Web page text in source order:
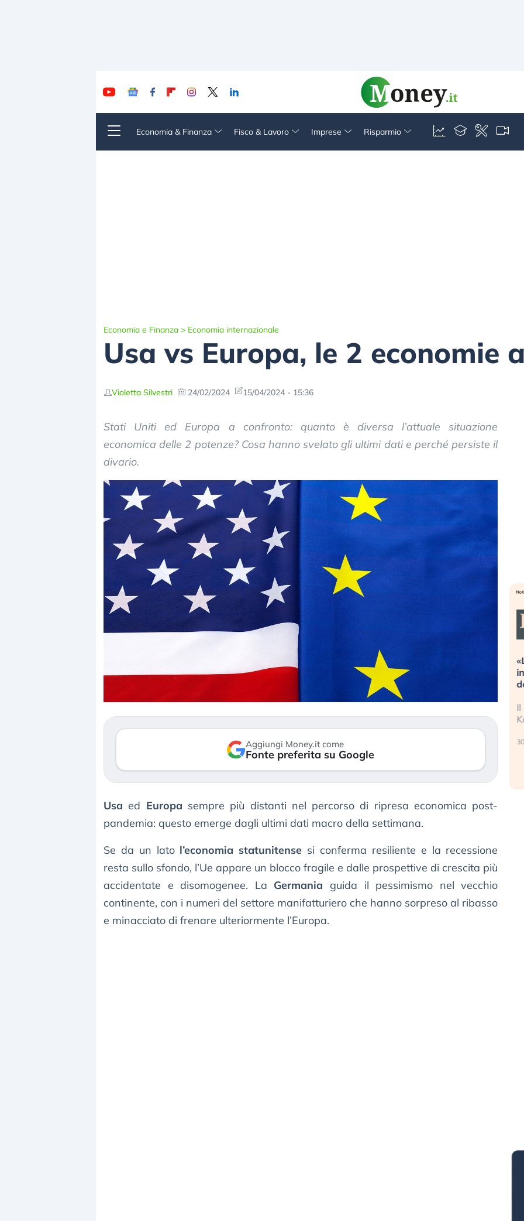
Economia & Finanza Fisco & Lavoro Imprese Risparmio
Economia e Finanza > Economia internazionale
Usa vs Europa, le 2 economie
Violetta Silvestri 24/02/2024 15/04/2024 - 15:36
Stati Uniti ed Europa a confronto: quanto è diversa l’attuale situazione
economica delle 2 potenze? Cosa hanno svelato gli ultimi dati e perché persiste il
divario.
Aggiungi Money.it come
Fonte preferita su Google
Usa ed Europa sempre più distanti nel percorso di ripresa economica post-
pandemia: questo emerge dagli ultimi dati macro della settimana.
Se da un lato l’economia statunitense si conferma resiliente e la recessione
resta sullo sfondo, l’Ue appare un blocco fragile e dalle prospettive di crescita più
accidentate e disomogenee. La Germania guida il pessimismo nel vecchio
continente, con i numeri del settore manifatturiero che hanno sorpreso al ribasso
e minacciato di frenare ulteriormente l’Europa.
Dalle valutazioni estreme alla
correzione. Cosa sta guidando il
mostrando segni di stanchezza
verso le (…)
«La mia vita è rovinata». Investitori
in preda al panico dopo lo scoppio
della bolla AI
Kospi, mentre gli investitori retail (…)